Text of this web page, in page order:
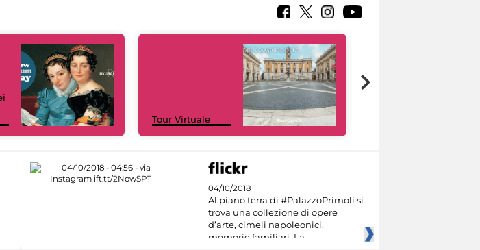
Tour Virtuale
04/10/2018
Al piano terra di #PalazzoPrimoli si
trova una collezione di opere
d’arte, cimeli napoleonici,
memorie familiari. La